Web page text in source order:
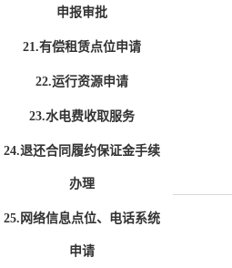
申报审批
21.有偿租赁点位申请
22.运行资源申请
23.水电费收取服务
24.退还合同履约保证金手续
办理
25.网络信息点位、电话系统
申请